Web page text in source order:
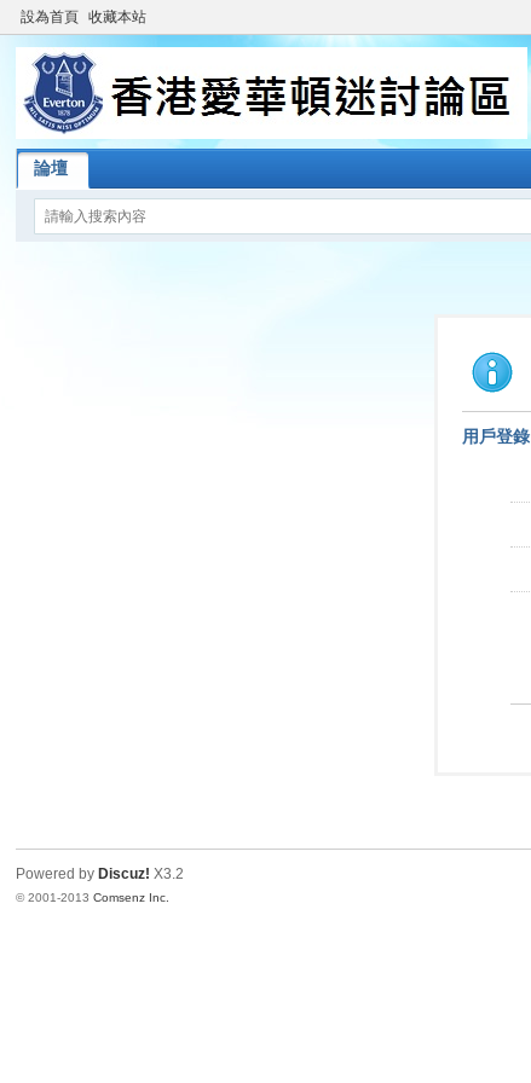
設為首頁 收藏本站
論壇
用戶登錄
Powered by Discuz! X3.2
© 2001-2013Comsenz Inc.